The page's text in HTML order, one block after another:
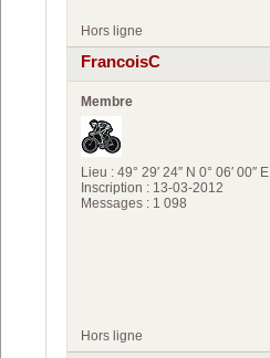
Hors ligne
FrancoisC
Membre
Lieu : 49° 29′ 24″ N 0° 06′ 00″ E
Inscription : 13-03-2012
Messages : 1 098
Hors ligne